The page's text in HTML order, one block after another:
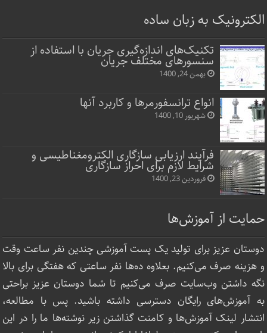
الکترونیک به زبان ساده
تکنیک‌های اندازه‌گیری جریان با استفاده از
سنسورهای مختلف جریان
بهمن 24, 1400
انواع ترانسفورمرها و کاربرد آنها
شهریور 10, 1400
فرآیند ارزیابی سازگاری الکترومغناطیسی و
شرایط لازم برای احراز سازگاری
فروردین 23, 1400
حمایت از آموزش‌ها
دوستان عزیز برای تولید یک پست آموزشی چندین نفر ساعت‌ وقت
و هزینه صرف می‌کنیم. بعلاوه ده‌ها نفر ساعتی که هفتگی برای بالا
نگه داشتن وب‌سایت صرف ‌می‌کنیم تا شما دوستان عزیز براحتی
به آموزش‌های رایگان دسترسی داشته باشید. پس با مطالعه،
انتشار لینک‌ آموزش‌ها و کامنت گذاشتن زیر نوشته‌‌ها ما را در این